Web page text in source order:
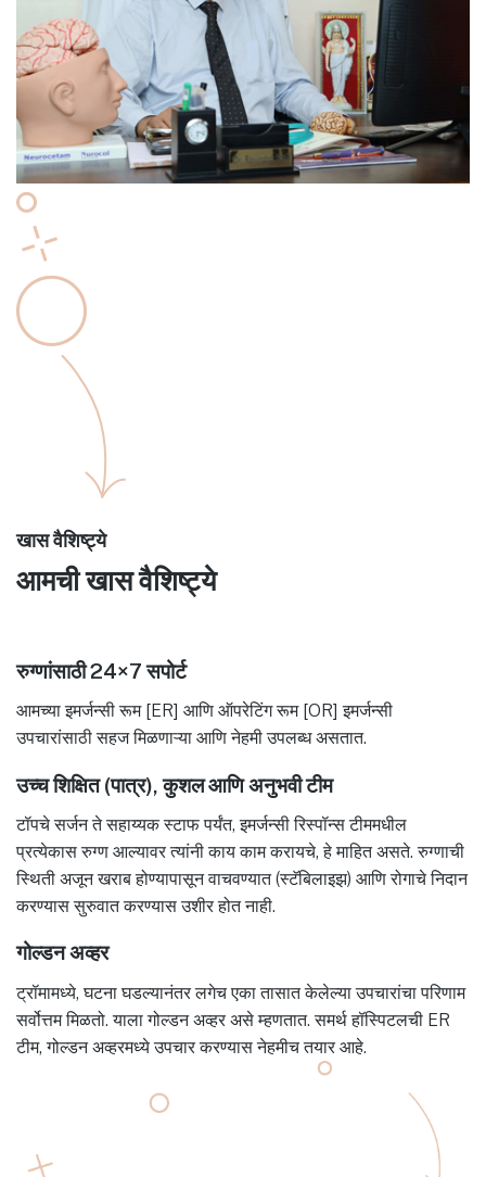
खास वैशिष्ट्ये
आमची खास वैशिष्ट्ये
रुग्णांसाठी 24×7 सपोर्ट
आमच्या इमर्जन्सी रूम [ER] आणि ऑपरेटिंग रूम [OR] इमर्जन्सी
उपचारांसाठी सहज मिळणाऱ्या आणि नेहमी उपलब्ध असतात.
उच्च शिक्षित (पात्र), कुशल आणि अनुभवी टीम
टॉपचे सर्जन ते सहाय्यक स्टाफ पर्यंत, इमर्जन्सी रिस्पॉन्स टीममधील
प्रत्येकास रुग्ण आल्यावर त्यांनी काय काम करायचे, हे माहित असते. रुग्णाची
स्थिती अजून खराब होण्यापासून वाचवण्यात (स्टॅबिलाइझ) आणि रोगाचे निदान
करण्यास सुरुवात करण्यास उशीर होत नाही.
गोल्डन अव्हर
ट्रॉमामध्ये, घटना घडल्यानंतर लगेच एका तासात केलेल्या उपचारांचा परिणाम
सर्वोत्तम मिळतो. याला गोल्डन अव्हर असे म्हणतात. समर्थ हॉस्पिटलची ER
टीम, गोल्डन अव्हरमध्ये उपचार करण्यास नेहमीच तयार आहे.